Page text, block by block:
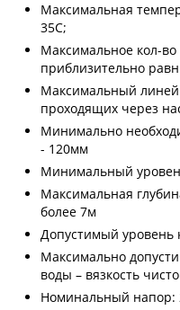
Максимальная
35C;
Максимальное кол-во
приблизительно
Максимальный
проходящих через
Минимально
- 120мм
Минимальный
Максимальная
более 7м
Допустимый уровень
Максимально
воды – вязкость
Номинальный напор: